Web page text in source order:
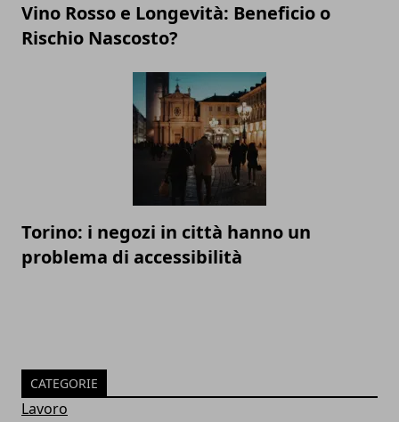
Vino Rosso e Longevità: Beneficio o
Rischio Nascosto?
Torino: i negozi in città hanno un
problema di accessibilità
CATEGORIE
Lavoro